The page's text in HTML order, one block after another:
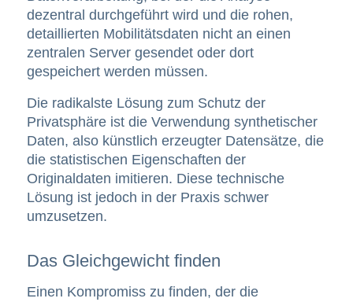
dezentral durchgeführt wird und die rohen,
detaillierten Mobilitätsdaten nicht an einen
zentralen Server gesendet oder dort
gespeichert werden müssen.
Die radikalste Lösung zum Schutz der
Privatsphäre ist die Verwendung synthetischer
Daten, also künstlich erzeugter Datensätze, die
die statistischen Eigenschaften der
Originaldaten imitieren. Diese technische
Lösung ist jedoch in der Praxis schwer
umzusetzen.
Das Gleichgewicht finden
Einen Kompromiss zu finden, der die